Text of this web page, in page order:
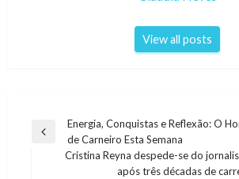
View all posts
Navegação
Previous
Energia, Conquistas e Reflexão: O
de Carneiro Esta Semana
Cristina Reyna despede-se do
após três décadas de